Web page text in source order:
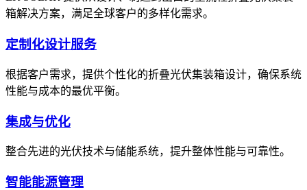
箱解决方案，满足全球客户的多样化需求。
定制化设计服务
根据客户需求，提供个性化的折叠光伏集装箱设计，确保系统
性能与成本的最优平衡。
集成与优化
整合先进的光伏技术与储能系统，提升整体性能与可靠性。
智能能源管理